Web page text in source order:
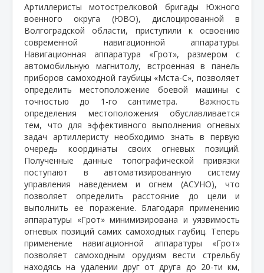
Артиллеристы мотострелковой бригады Южного
военного округа (ЮВО), дислоцированной в
Волгоградской области, приступили к освоению
современной навигационной аппаратуры.
Навигационная аппаратура «Грот», размером с
автомобильную магнитолу, встроенная в панель
приборов самоходной гаубицы «Мста-С», позволяет
определить местоположение боевой машины с
точностью до 1-го сантиметра.
Важность
определения местоположения обуславливается
тем, что для эффективного выполнения огневых
задач артиллеристу необходимо знать в первую
очередь координаты своих огневых позиций.
Полученные данные топографической привязки
поступают в автоматизированную систему
управления наведением и огнем (АСУНО), что
позволяет определить расстояние до цели и
выполнить ее поражение. Благодаря применению
аппаратуры «Грот» минимизирована и уязвимость
огневых позиций самих самоходных гаубиц. Теперь
применение навигационной аппаратуры «Грот»
позволяет самоходным орудиям вести стрельбу
находясь на удалении друг от друга до 20-ти км,